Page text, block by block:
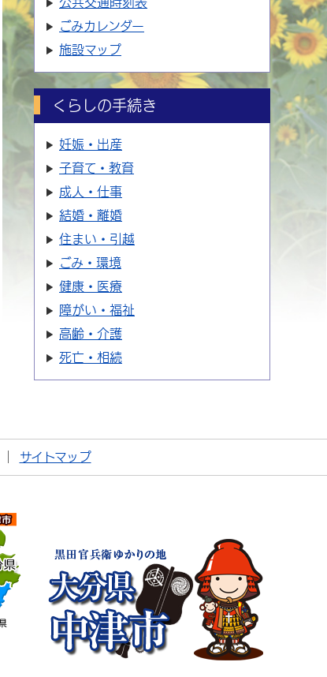
ごみカレンダー
施設マップ
くらしの手続き
妊娠・出産
子育て・教育
成人・仕事
結婚・離婚
住まい・引越
ごみ・環境
健康・医療
障がい・福祉
高齢・介護
死亡・相続
サイトマップ